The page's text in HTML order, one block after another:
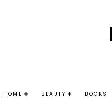
HOME BEAUTY BOOKS